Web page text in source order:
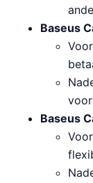
Baseus
Baseus